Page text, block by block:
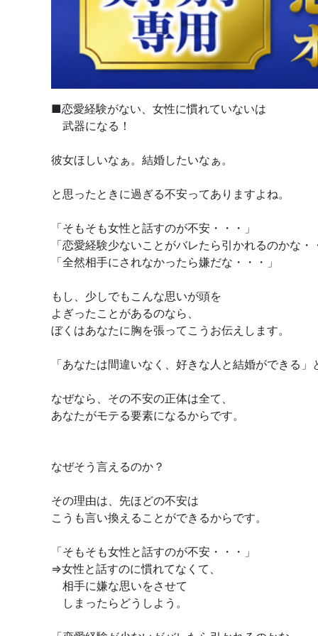
■恋愛経験がない、女性に慣れていないは
武器になる！
彼女ほしいなぁ。結婚したいなぁ。
と思ったときに過ぎる不安ってありますよね。
「そもそも女性と話すのが不安・・・」
「恋愛経験少ないことがバレたら引かれるのかな・
「全然相手にされなかったら嫌だな・・・」
もし、少しでもこんな思いが頭を
よぎったことがあるのなら、
ぼくはあなたに胸を張ってこうお伝えします。
「あなたは間違いなく、好きな人と結婚ができる」
なぜなら、その不安の正体は全て、
あなたがモテる要素になるからです。
なぜそう言えるのか？
その理由は、先ほどの不安は
こうも言い換えることができるからです。
「そもそも女性と話すのが不安・・・」
⇒女性と話すのに慣れてなくて、
相手に嫌な思いをさせて
しまったらどうしよう。